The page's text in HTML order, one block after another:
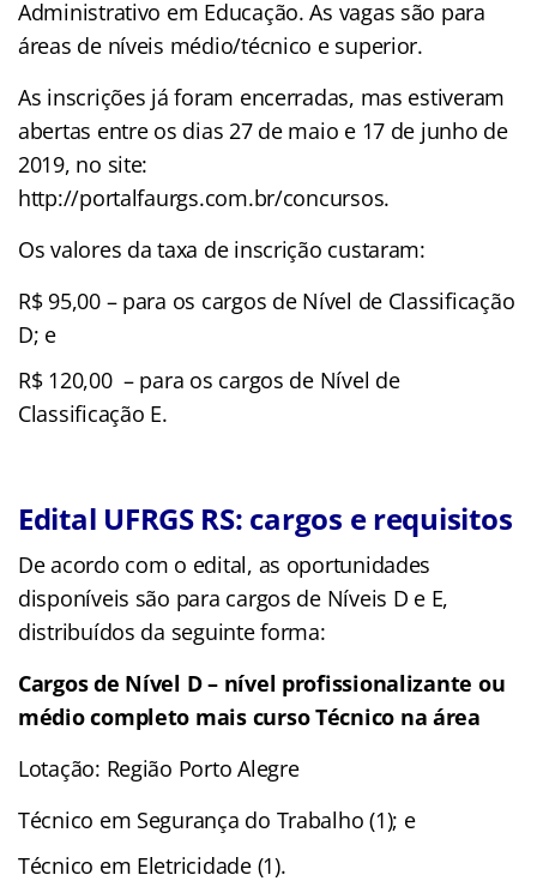
Administrativo em Educação. As vagas são para
áreas de níveis médio/técnico e superior.
As inscrições já foram encerradas, mas estiveram
abertas entre os dias 27 de maio e 17 de junho de
2019, no site:
http://portalfaurgs.com.br/concursos.
Os valores da taxa de inscrição custaram:
R$ 95,00 – para os cargos de Nível de Classificação
D; e
R$ 120,00 – para os cargos de Nível de
Classificação E.
Edital UFRGS RS: cargos e requisitos
De acordo com o edital, as oportunidades
disponíveis são para cargos de Níveis D e E,
distribuídos da seguinte forma:
Cargos de Nível D – nível profissionalizante ou
médio completo mais curso Técnico na área
Lotação: Região Porto Alegre
Técnico em Segurança do Trabalho (1); e
Técnico em Eletricidade (1).